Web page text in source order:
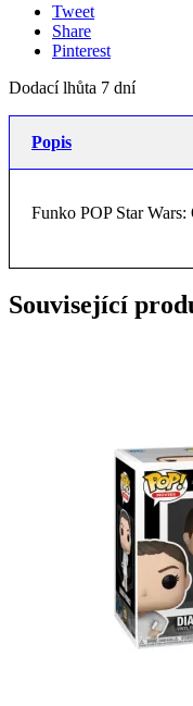
Tweet
Share
Pinterest
Dodací lhůta 7 dní
Popis
Funko POP Star
Související